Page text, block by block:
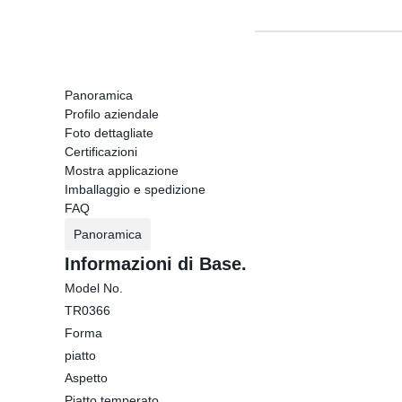
Panoramica
Profilo aziendale
Foto dettagliate
Certificazioni
Mostra applicazione
Imballaggio e spedizione
FAQ
Panoramica
Informazioni di Base.
Model No.
TR0366
Forma
piatto
Aspetto